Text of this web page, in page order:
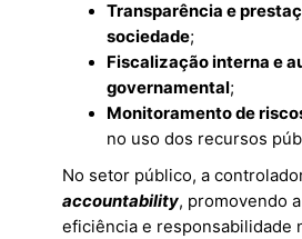
Transparência e
sociedade;
Fiscalização interna e
governamental;
Monitoramento de
no uso dos recursos
No setor público, a
accountability, promovendo
eficiência e responsabilidade